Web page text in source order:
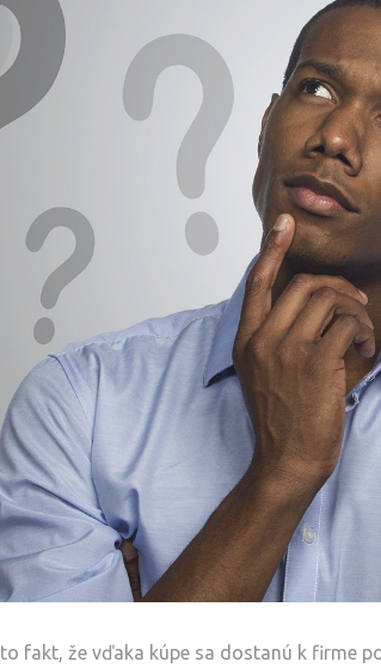
fakt, že vďaka kúpe sa dostanú k firme